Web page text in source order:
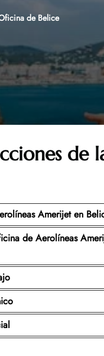
de Belice
de
Amerijet en
de Aerolíneas